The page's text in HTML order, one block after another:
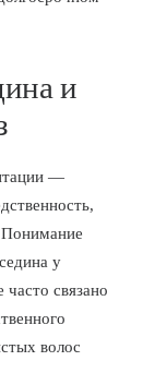
и
—
Понимание
у
связано
волос